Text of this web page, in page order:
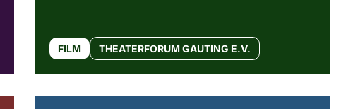
FILM THEATERFORUM GAUTING E.V.